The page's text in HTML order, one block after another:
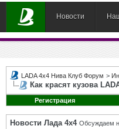
Новости
LADA 4x4 Нива Клуб Форум >
Как красят кузова
Регистрация
Новости Лада 4х4 Обсуждаем